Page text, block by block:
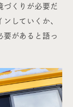
づくりが必要だ
していくか、
要があると語っ